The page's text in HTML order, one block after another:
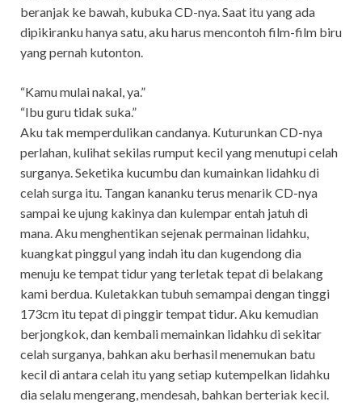
beranjak ke bawah, kubuka CD-nya. Saat itu yang ada
dipikiranku hanya satu, aku harus mencontoh film-film biru
yang pernah kutonton.
“Kamu mulai nakal, ya.”
“Ibu guru tidak suka.”
Aku tak memperdulikan candanya. Kuturunkan CD-nya
perlahan, kulihat sekilas rumput kecil yang menutupi celah
surganya. Seketika kucumbu dan kumainkan lidahku di
celah surga itu. Tangan kananku terus menarik CD-nya
sampai ke ujung kakinya dan kulempar entah jatuh di
mana. Aku menghentikan sejenak permainan lidahku,
kuangkat pinggul yang indah itu dan kugendong dia
menuju ke tempat tidur yang terletak tepat di belakang
kami berdua. Kuletakkan tubuh semampai dengan tinggi
173cm itu tepat di pinggir tempat tidur. Aku kemudian
berjongkok, dan kembali memainkan lidahku di sekitar
celah surganya, bahkan aku berhasil menemukan batu
kecil di antara celah itu yang setiap kutempelkan lidahku
dia selalu mengerang, mendesah, bahkan berteriak kecil.